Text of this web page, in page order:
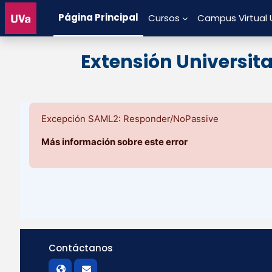
Salta al contenido principal
Página Principal
Cursos Campus Virtual
Extensión
Excepción SAML2: Responder/NoPassive
Más información sobre este error
Contáctanos